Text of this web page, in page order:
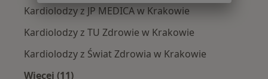
Kardiolodzy z JP MEDICA w Krakowie
Kardiolodzy z TU Zdrowie w Krakowie
Kardiolodzy z Świat Zdrowia w Krakowie
Więcej (11)